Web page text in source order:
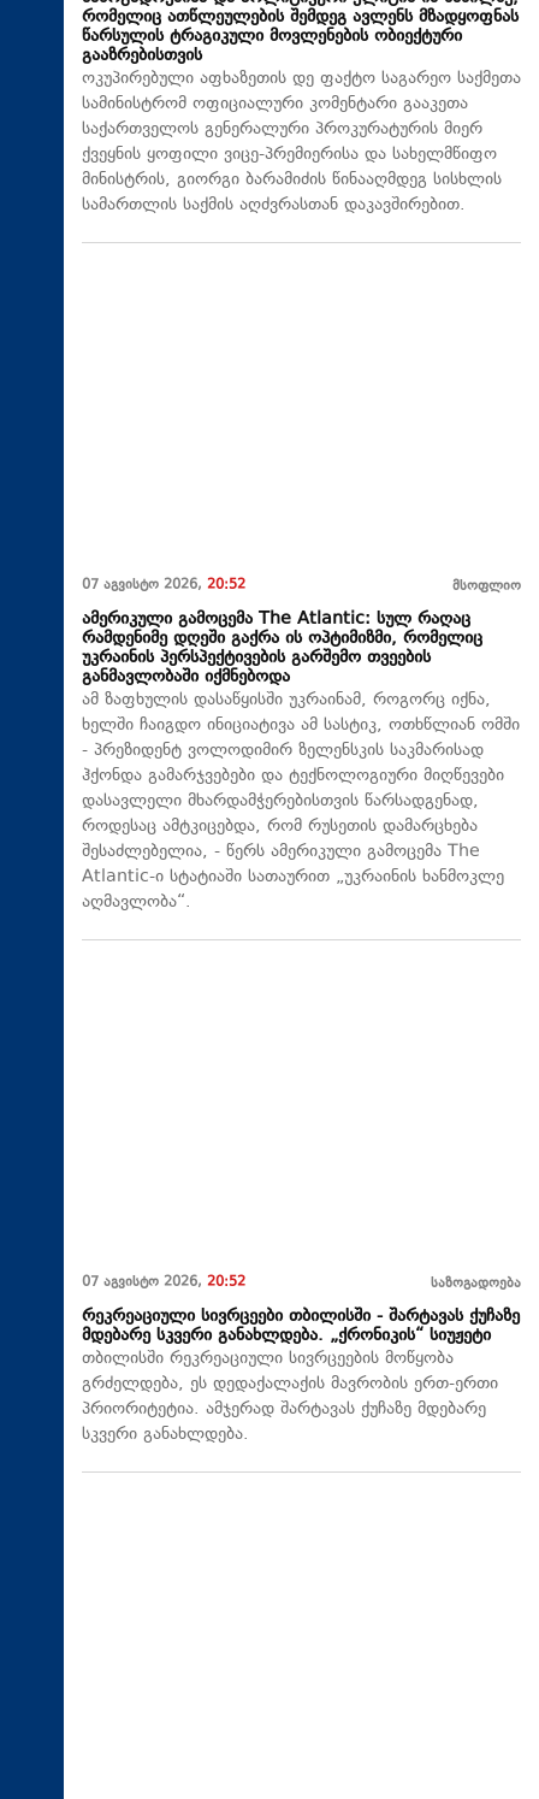
რომელიც ათწლეულების შემდეგ ავლენს მზადყოფნას
წარსულის ტრაგიკული მოვლენების ობიექტური
გააზრებისთვის
ოკუპირებული აფხაზეთის დე ფაქტო საგარეო საქმეთა
სამინისტრომ ოფიციალური კომენტარი გააკეთა
საქართველოს გენერალური პროკურატურის მიერ
ქვეყნის ყოფილი ვიცე-პრემიერისა და სახელმწიფო
მინისტრის, გიორგი ბარამიძის წინააღმდეგ სისხლის
სამართლის საქმის აღძვრასთან დაკავშირებით.
07 აგვისტო 2026, 20:52 მსოფლიო
ამერიკული გამოცემა The Atlantic: სულ რაღაც
რამდენიმე დღეში გაქრა ის ოპტიმიზმი, რომელიც
უკრაინის პერსპექტივების გარშემო თვეების
განმავლობაში იქმნებოდა
ამ ზაფხულის დასაწყისში უკრაინამ, როგორც იქნა,
ხელში ჩაიგდო ინიციატივა ამ სასტიკ, ოთხწლიან ომში
- პრეზიდენტ ვოლოდიმირ ზელენსკის საკმარისად
ჰქონდა გამარჯვებები და ტექნოლოგიური მიღწევები
დასავლელი მხარდამჭერებისთვის წარსადგენად,
როდესაც ამტკიცებდა, რომ რუსეთის დამარცხება
შესაძლებელია, - წერს ამერიკული გამოცემა The
Atlantic-ი სტატიაში სათაურით „უკრაინის ხანმოკლე
აღმავლობა“.
07 აგვისტო 2026, 20:52 საზოგადოება
რეკრეაციული სივრცეები თბილისში - შარტავას ქუჩაზე
მდებარე სკვერი განახლდება. „ქრონიკის“ სიუჟეტი
თბილისში რეკრეაციული სივრცეების მოწყობა
გრძელდება, ეს დედაქალაქის მავრობის ერთ-ერთი
პრიორიტეტია. ამჯერად შარტავას ქუჩაზე მდებარე
სკვერი განახლდება.